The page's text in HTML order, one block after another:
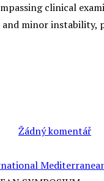
clinical
minor
Žádný komentář